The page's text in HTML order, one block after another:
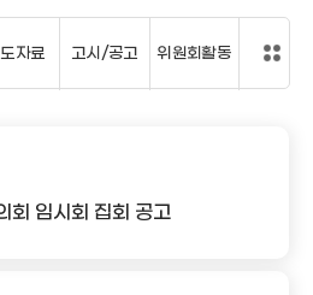
회 임시회 집회 공고
자료 고시/공고 위원회활동